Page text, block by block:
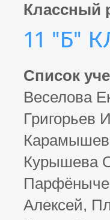
Классный
11 "Б"
Список
Веселова
Григорьев
Курышева
Алексей,